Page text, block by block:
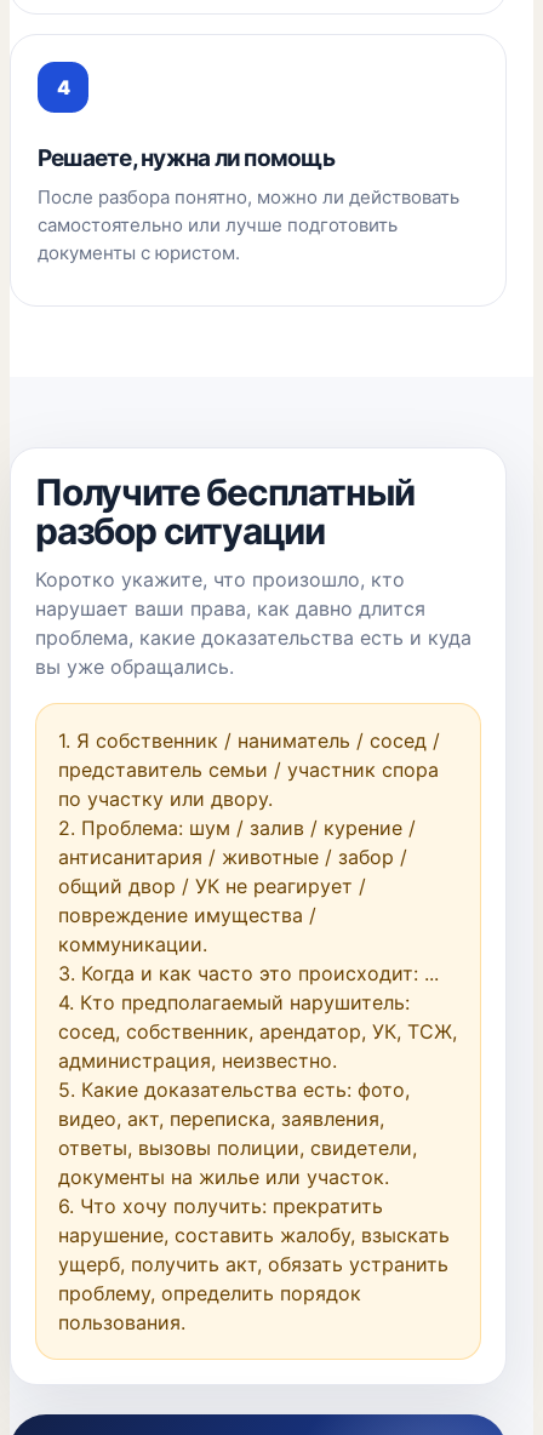
Решаете, нужна ли помощь
После разбора понятно, можно ли действовать
самостоятельно или лучше подготовить
документы с юристом.
Получите бесплатный
разбор ситуации
Коротко укажите, что произошло, кто
нарушает ваши права, как давно длится
проблема, какие доказательства есть и куда
вы уже обращались.
1. Я собственник / наниматель / сосед /
представитель семьи / участник спора
по участку или двору.
2. Проблема: шум / залив / курение /
антисанитария / животные / забор /
общий двор / УК не реагирует /
повреждение имущества /
коммуникации.
3. Когда и как часто это происходит: ...
4. Кто предполагаемый нарушитель:
сосед, собственник, арендатор, УК, ТСЖ,
администрация, неизвестно.
5. Какие доказательства есть: фото,
видео, акт, переписка, заявления,
ответы, вызовы полиции, свидетели,
документы на жилье или участок.
6. Что хочу получить: прекратить
нарушение, составить жалобу, взыскать
ущерб, получить акт, обязать устранить
проблему, определить порядок
пользования.